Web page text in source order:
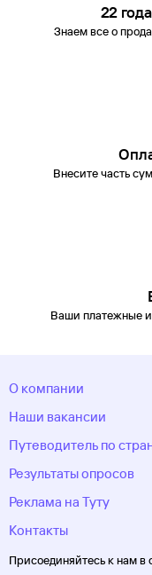
22
Знаем все о
Внесите часть
Ваши платежные
О компании
Наши вакансии
Путеводитель по
Результаты опросов
Реклама на Туту
Контакты
Присоединяйтесь к нам в